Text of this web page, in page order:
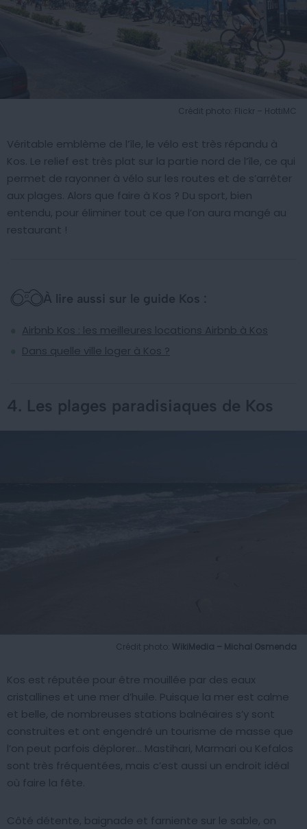
Crédit photo: Flickr – HottiMC
Véritable emblème de l’île, le vélo est très répandu à
Kos. Le relief est très plat sur la partie nord de l’île, ce qui
permet de rayonner à vélo sur les routes et de s’arrêter
aux plages. Alors que faire à Kos ? Du sport, bien
entendu, pour éliminer tout ce que l’on aura mangé au
restaurant !
À lire aussi sur le guide Kos :
Airbnb Kos : les meilleures locations Airbnb à Kos
Dans quelle ville loger à Kos ?
4. Les plages paradisiaques de Kos
Crédit photo: WikiMedia – Michal Osmenda
Kos est réputée pour être mouillée par des eaux
cristallines et une mer d’huile. Puisque la mer est calme
et belle, de nombreuses stations balnéaires s’y sont
construites et ont engendré un tourisme de masse que
l’on peut parfois déplorer… Mastihari, Marmari ou Kefalos
sont très fréquentées, mais c’est aussi un endroit idéal
où faire la fête.
Côté détente, baignade et farniente sur le sable, on